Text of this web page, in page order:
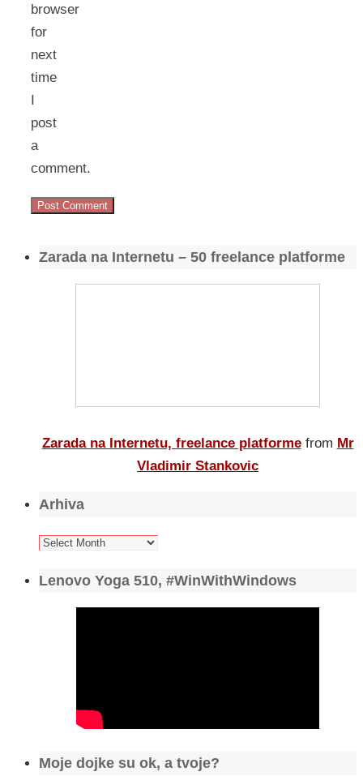
browser
for
next
time
I
post
a
comment.
Zarada na Internetu – 50 freelance platforme
Zarada na Internetu, freelance platforme from Mr
Vladimir Stankovic
Arhiva
Arhiva
Lenovo Yoga 510, #WinWithWindows
Moje dojke su ok, a tvoje?